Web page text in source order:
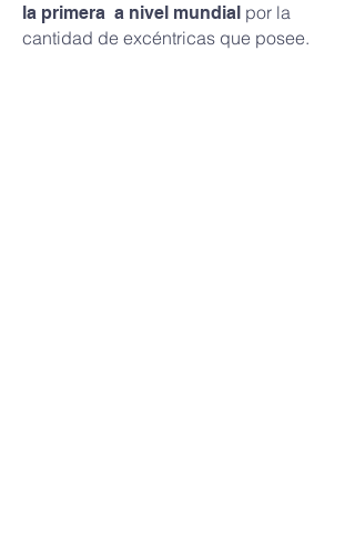
la primera a nivel mundial por la
cantidad de excéntricas que posee.